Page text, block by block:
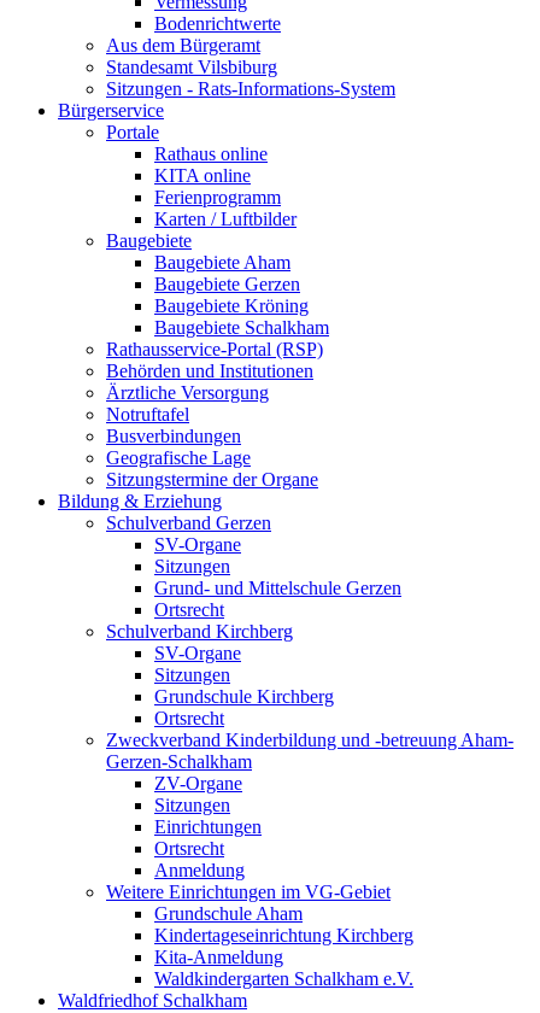
Bodenrichtwerte
Aus dem Bürgeramt
Standesamt Vilsbiburg
Sitzungen - Rats-Informations-System
Bürgerservice
Portale
Rathaus online
KITA online
Ferienprogramm
Karten / Luftbilder
Baugebiete
Baugebiete Aham
Baugebiete Gerzen
Baugebiete Kröning
Baugebiete Schalkham
Rathausservice-Portal (RSP)
Behörden und Institutionen
Ärztliche Versorgung
Notruftafel
Busverbindungen
Geografische Lage
Sitzungstermine der Organe
Bildung & Erziehung
Schulverband Gerzen
SV-Organe
Sitzungen
Grund- und Mittelschule Gerzen
Ortsrecht
Schulverband Kirchberg
SV-Organe
Sitzungen
Grundschule Kirchberg
Ortsrecht
Zweckverband Kinderbildung und -betreuung Aham-
Gerzen-Schalkham
ZV-Organe
Sitzungen
Einrichtungen
Ortsrecht
Anmeldung
Weitere Einrichtungen im VG-Gebiet
Grundschule Aham
Kindertageseinrichtung Kirchberg
Kita-Anmeldung
Waldkindergarten Schalkham e.V.
Waldfriedhof Schalkham